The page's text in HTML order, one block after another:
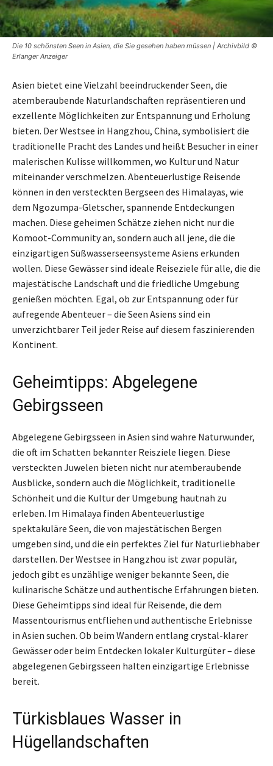
Die 10 schönsten Seen in Asien, die Sie gesehen haben müssen | Archivbild ©
Erlanger Anzeiger
Asien bietet eine Vielzahl beeindruckender Seen, die
atemberaubende Naturlandschaften repräsentieren und
exzellente Möglichkeiten zur Entspannung und Erholung
bieten. Der Westsee in Hangzhou, China, symbolisiert die
traditionelle Pracht des Landes und heißt Besucher in einer
malerischen Kulisse willkommen, wo Kultur und Natur
miteinander verschmelzen. Abenteuerlustige Reisende
können in den versteckten Bergseen des Himalayas, wie
dem Ngozumpa-Gletscher, spannende Entdeckungen
machen. Diese geheimen Schätze ziehen nicht nur die
Komoot-Community an, sondern auch all jene, die die
einzigartigen Süßwasserseensysteme Asiens erkunden
wollen. Diese Gewässer sind ideale Reiseziele für alle, die die
majestätische Landschaft und die friedliche Umgebung
genießen möchten. Egal, ob zur Entspannung oder für
aufregende Abenteuer – die Seen Asiens sind ein
unverzichtbarer Teil jeder Reise auf diesem faszinierenden
Kontinent.
Geheimtipps: Abgelegene
Gebirgsseen
Abgelegene Gebirgsseen in Asien sind wahre Naturwunder,
die oft im Schatten bekannter Reisziele liegen. Diese
versteckten Juwelen bieten nicht nur atemberaubende
Ausblicke, sondern auch die Möglichkeit, traditionelle
Schönheit und die Kultur der Umgebung hautnah zu
erleben. Im Himalaya finden Abenteuerlustige
spektakuläre Seen, die von majestätischen Bergen
umgeben sind, und die ein perfektes Ziel für Naturliebhaber
darstellen. Der Westsee in Hangzhou ist zwar populär,
jedoch gibt es unzählige weniger bekannte Seen, die
kulinarische Schätze und authentische Erfahrungen bieten.
Diese Geheimtipps sind ideal für Reisende, die dem
Massentourismus entfliehen und authentische Erlebnisse
in Asien suchen. Ob beim Wandern entlang crystal-klarer
Gewässer oder beim Entdecken lokaler Kulturgüter – diese
abgelegenen Gebirgsseen halten einzigartige Erlebnisse
bereit.
Türkisblaues Wasser in
Hügellandschaften